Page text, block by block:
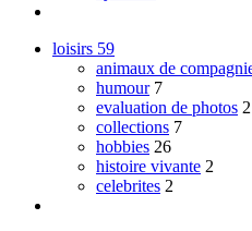
loisirs 59
animaux de
humour 7
evaluation de photos 2
collections 7
hobbies 26
histoire vivante 2
celebrites 2